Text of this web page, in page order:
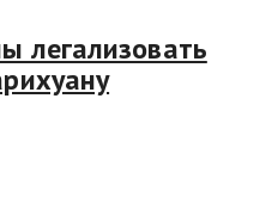
легализовать